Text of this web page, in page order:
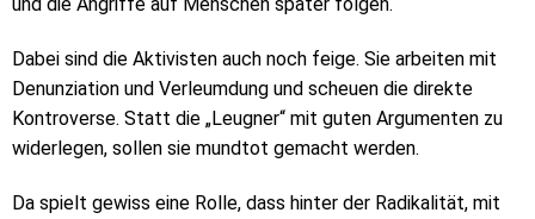
Dabei sind die Aktivisten auch noch feige. Sie arbeiten mit
Denunziation und Verleumdung und scheuen die direkte
Kontroverse. Statt die „Leugner“ mit guten Argumenten zu
widerlegen, sollen sie mundtot gemacht werden.
Da spielt gewiss eine Rolle, dass hinter der Radikalität, mit